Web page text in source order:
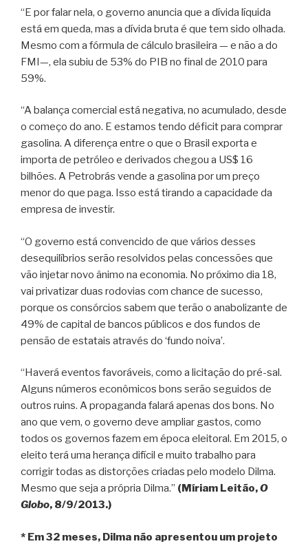
“E por falar nela, o governo anuncia que a dívida líquida
está em queda, mas a dívida bruta é que tem sido olhada.
Mesmo com a fórmula de cálculo brasileira — e não a do
FMI—, ela subiu de 53% do PIB no final de 2010 para
59%.
“A balança comercial está negativa, no acumulado, desde
o começo do ano. E estamos tendo déficit para comprar
gasolina. A diferença entre o que o Brasil exporta e
importa de petróleo e derivados chegou a US$ 16
bilhões. A Petrobrás vende a gasolina por um preço
menor do que paga. Isso está tirando a capacidade da
empresa de investir.
“O governo está convencido de que vários desses
desequilíbrios serão resolvidos pelas concessões que
vão injetar novo ânimo na economia. No próximo dia 18,
vai privatizar duas rodovias com chance de sucesso,
porque os consórcios sabem que terão o anabolizante de
49% de capital de bancos públicos e dos fundos de
pensão de estatais através do ‘fundo noiva’.
“Haverá eventos favoráveis, como a licitação do pré-sal.
Alguns números econômicos bons serão seguidos de
outros ruins. A propaganda falará apenas dos bons. No
ano que vem, o governo deve ampliar gastos, como
todos os governos fazem em época eleitoral. Em 2015, o
eleito terá uma herança difícil e muito trabalho para
corrigir todas as distorções criadas pelo modelo Dilma.
Mesmo que seja a própria Dilma.” (Míriam Leitão,O
Globo, 8/9/2013.)
* Em 32 meses, Dilma não apresentou um projeto